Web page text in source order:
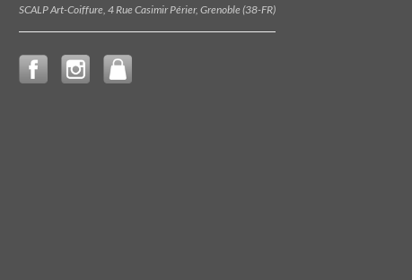
SCALP Art-Coiffure, 4 Rue Casimir Périer, Grenoble (38-FR)